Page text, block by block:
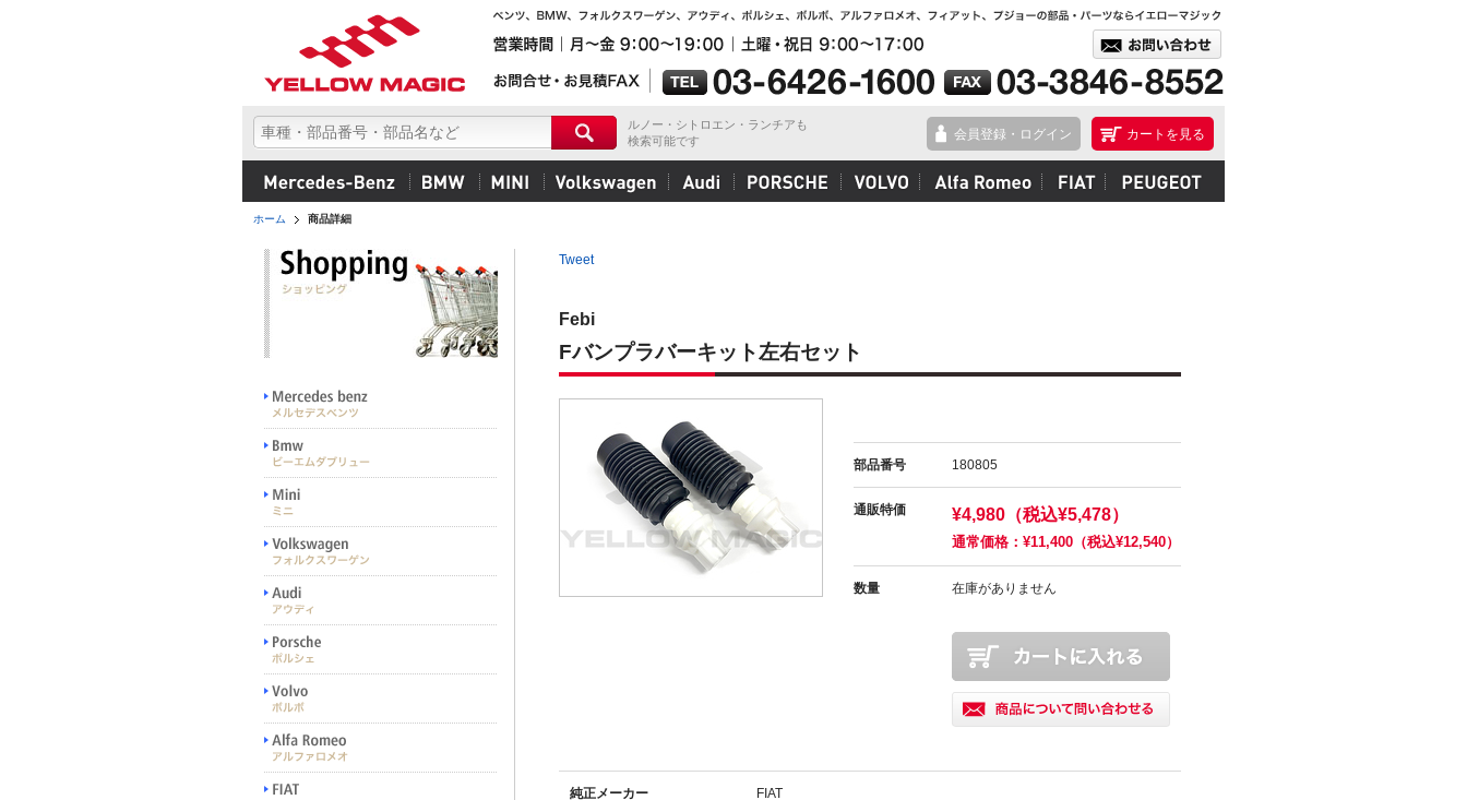
ルノー・シトロエン・ランチアも
検索可能です
カートを見る
会員登録・ログイン
ホーム 商品詳細
Tweet
Febi
Fバンプラバーキット左右セット
部品番号 180805
通販特価 ¥4,980（税込¥5,478）
通常価格：¥11,400（税込¥12,540）
数量 在庫がありません
純正メーカー FIAT